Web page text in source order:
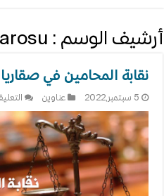
أرشيف الوسم :
نقابة المحامين في صقاريا Sakarya Barosu
5 سبتمبر,2022 عناوين